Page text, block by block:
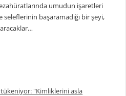
umudun işaretleri
seleflerinin başaramadığı bir şeyi,
"Kimliklerini asla